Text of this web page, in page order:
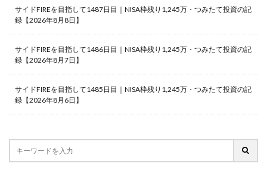
サイドFIREを目指して1487日目｜NISA枠残り1,245万・つみたて投資の記
録【2026年8月8日】
サイドFIREを目指して1486日目｜NISA枠残り1,245万・つみたて投資の記
録【2026年8月7日】
サイドFIREを目指して1485日目｜NISA枠残り1,245万・つみたて投資の記
録【2026年8月6日】